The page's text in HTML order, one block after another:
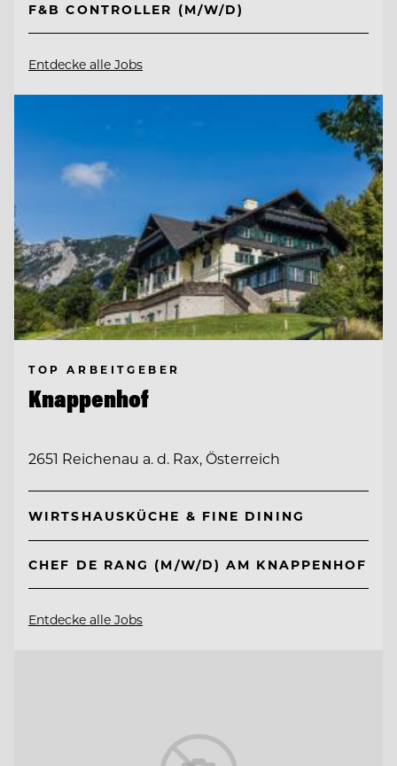
F&B CONTROLLER (M/W/D)
Entdecke alle Jobs
TOP ARBEITGEBER
Knappenhof
2651 Reichenau a. d. Rax, Österreich
WIRTSHAUSKÜCHE & FINE DINING
CHEF DE RANG (M/W/D) AM KNAPPENHOF
Entdecke alle Jobs